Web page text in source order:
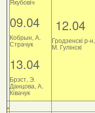
Якубовіч
09.04
Кобрын, А.
Страчук
13.04
Брэст, Э.
Данцова, А.
Ківачук
12.04
Гродзенскі р-н,
М. Гулінскі